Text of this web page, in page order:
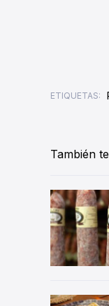
ETIQUETAS:
También